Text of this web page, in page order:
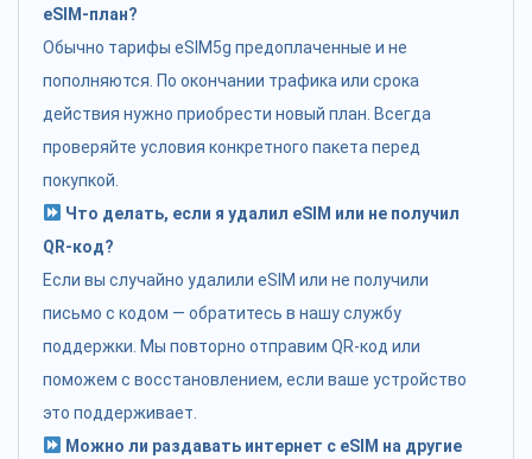
eSIM-план?
Обычно тарифы eSIM5g предоплаченные и не
пополняются. По окончании трафика или срока
действия нужно приобрести новый план. Всегда
проверяйте условия конкретного пакета перед
покупкой.
Что делать, если я удалил eSIM или не получил
QR-код?
Если вы случайно удалили eSIM или не получили
письмо с кодом — обратитесь в нашу службу
поддержки. Мы повторно отправим QR-код или
поможем с восстановлением, если ваше устройство
это поддерживает.
Можно ли раздавать интернет с eSIM на другие